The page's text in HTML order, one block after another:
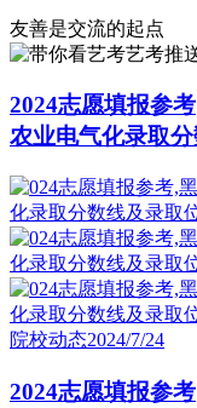
友善是交流的起点
艺考推
2024志愿填报参
农业电气化录取
院校动态2024/7/24
2024志愿填报参